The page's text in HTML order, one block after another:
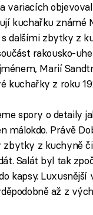
variacích
kuchařku známé
dalšími zbytky z
rakousko-
Marií
kuchařky z roku
spory o detaily
málokdo. Právě
zbytky z kuchyně
Salát byl tak
kapsy.
až z